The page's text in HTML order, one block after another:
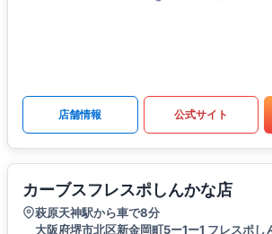
店舗情報 公式サイト
カーブスフレスポしんかな店
萩原天神駅から車で8分
大阪府堺市北区新金岡町5ー1ー1 フレスポし